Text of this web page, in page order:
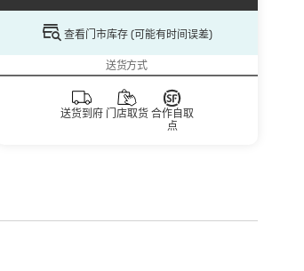
查看门市库存 (可能有时间误差)
送货方式
送货到府 门店取货 合作自取
点